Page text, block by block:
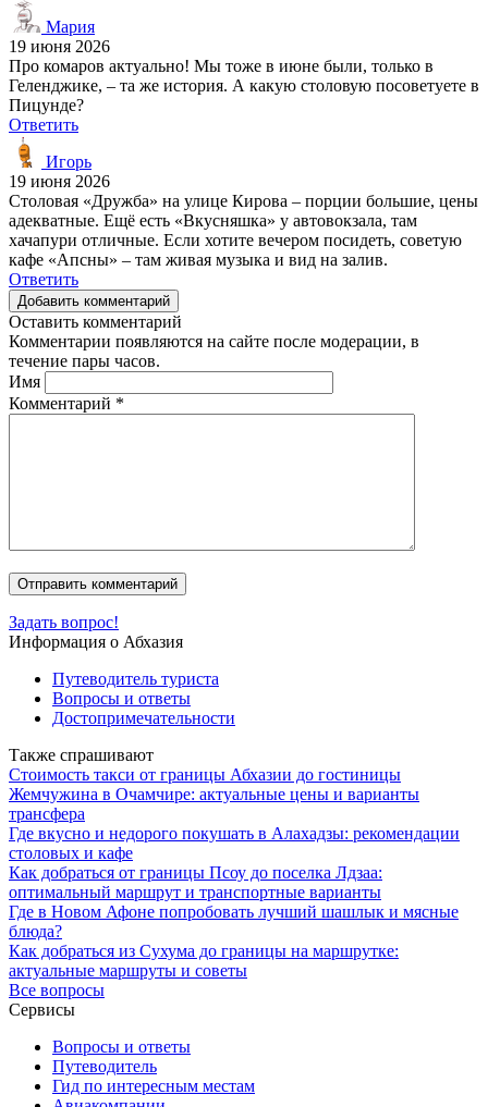
Мария
19 июня 2026
Про комаров актуально! Мы тоже в июне были, только в
Геленджике, – та же история. А какую столовую посоветуете в
Пицунде?
Ответить
Игорь
19 июня 2026
Столовая «Дружба» на улице Кирова – порции большие, цены
адекватные. Ещё есть «Вкусняшка» у автовокзала, там
хачапури отличные. Если хотите вечером посидеть, советую
кафе «Апсны» – там живая музыка и вид на залив.
Ответить
Добавить комментарий
Оставить комментарий
Комментарии появляются на сайте после модерации, в
течение пары часов.
Имя
Комментарий *
Задать вопрос!
Информация о Абхазия
Путеводитель туриста
Вопросы и ответы
Достопримечательности
Также спрашивают
Стоимость такси от границы Абхазии до гостиницы
Жемчужина в Очамчире: актуальные цены и варианты
трансфера
Где вкусно и недорого покушать в Алахадзы: рекомендации
столовых и кафе
Как добраться от границы Псоу до поселка Лдзаа:
оптимальный маршрут и транспортные варианты
Где в Новом Афоне попробовать лучший шашлык и мясные
блюда?
Как добраться из Сухума до границы на маршрутке:
актуальные маршруты и советы
Все вопросы
Сервисы
Вопросы и ответы
Путеводитель
Гид по интересным местам